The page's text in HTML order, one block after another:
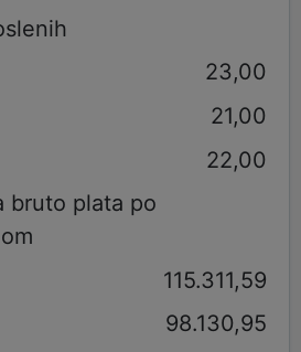
23,00
21,00
22,00
bruto plata po
115.311,59
98.130,95